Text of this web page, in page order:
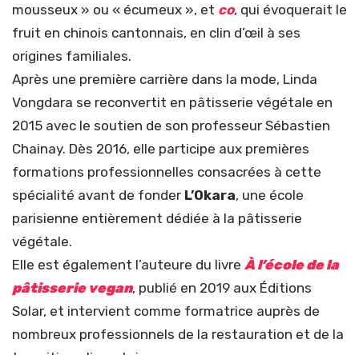
mousseux » ou « écumeux », et co, qui évoquerait le
fruit en chinois cantonnais, en clin d’œil à ses
origines familiales.
Après une première carrière dans la mode, Linda
Vongdara se reconvertit en pâtisserie végétale en
2015 avec le soutien de son professeur Sébastien
Chainay. Dès 2016, elle participe aux premières
formations professionnelles consacrées à cette
spécialité avant de fonder L’Okara, une école
parisienne entièrement dédiée à la pâtisserie
végétale.
Elle est également l’auteure du livre À l’école de la
pâtisserie vegan, publié en 2019 aux Éditions
Solar, et intervient comme formatrice auprès de
nombreux professionnels de la restauration et de la